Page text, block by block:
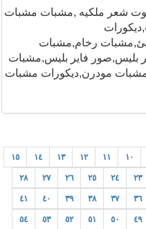
شعر ملكيه ,مشبات مشبات
رخام,مشبات
بليس,صور فاير بليس,مشبات
مودرن,ديكورات مشبات
١٠ ١١ ١٢ ١٣ ١٤ ١٥
٢٣ ٢٤ ٢٥ ٢٦ ٢٧ ٢٨
٣٦ ٣٧ ٣٨ ٣٩ ٤٠ ٤١
٤٩ ٥٠ ٥١ ٥٢ ٥٣ ٥٤